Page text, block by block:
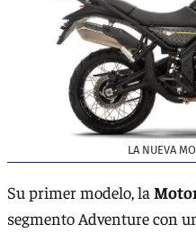
LA NUEVA
Su primer modelo, la
segmento Adventure con